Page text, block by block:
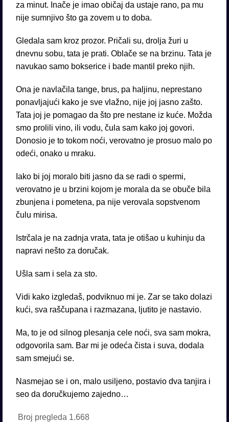
za minut. Inače je imao običaj da ustaje rano, pa mu
nije sumnjivo što ga zovem u to doba.
Gledala sam kroz prozor. Pričali su, drolja žuri u
dnevnu sobu, tata je prati. Oblače se na brzinu. Tata je
navukao samo bokserice i bade mantil preko njih.
Ona je navlačila tange, brus, pa haljinu, neprestano
ponavljajući kako je sve vlažno, nije joj jasno zašto.
Tata joj je pomagao da što pre nestane iz kuće. Možda
smo prolili vino, ili vodu, čula sam kako joj govori.
Donosio je to tokom noći, verovatno je prosuo malo po
odeći, onako u mraku.
Iako bi joj moralo biti jasno da se radi o spermi,
verovatno je u brzini kojom je morala da se obuče bila
zbunjena i pometena, pa nije verovala sopstvenom
čulu mirisa.
Istrčala je na zadnja vrata, tata je otišao u kuhinju da
napravi nešto za doručak.
Ušla sam i sela za sto.
Vidi kako izgledaš, podviknuo mi je. Zar se tako dolazi
kući, sva raščupana i razmazana, ljutito je nastavio.
Ma, to je od silnog plesanja cele noći, sva sam mokra,
odgovorila sam. Bar mi je odeća čista i suva, dodala
sam smejući se.
Nasmejao se i on, malo usiljeno, postavio dva tanjira i
seo da doručkujemo zajedno…
Broj pregleda 1.668